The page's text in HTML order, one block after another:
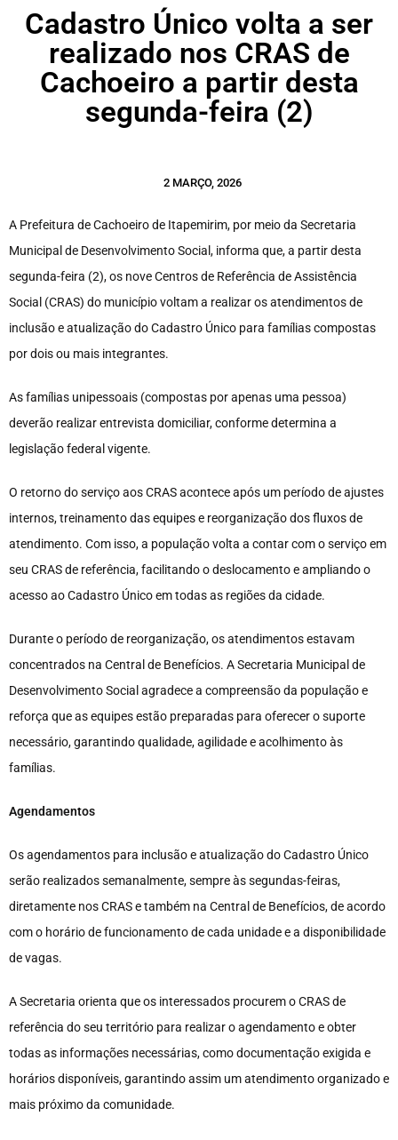
Cadastro Único volta a ser
realizado nos CRAS de
Cachoeiro a partir desta
segunda-feira (2)
2 MARÇO, 2026
A Prefeitura de Cachoeiro de Itapemirim, por meio da Secretaria
Municipal de Desenvolvimento Social, informa que, a partir desta
segunda-feira (2), os nove Centros de Referência de Assistência
Social (CRAS) do município voltam a realizar os atendimentos de
inclusão e atualização do Cadastro Único para famílias compostas
por dois ou mais integrantes.
As famílias unipessoais (compostas por apenas uma pessoa)
deverão realizar entrevista domiciliar, conforme determina a
legislação federal vigente.
O retorno do serviço aos CRAS acontece após um período de ajustes
internos, treinamento das equipes e reorganização dos fluxos de
atendimento. Com isso, a população volta a contar com o serviço em
seu CRAS de referência, facilitando o deslocamento e ampliando o
acesso ao Cadastro Único em todas as regiões da cidade.
Durante o período de reorganização, os atendimentos estavam
concentrados na Central de Benefícios. A Secretaria Municipal de
Desenvolvimento Social agradece a compreensão da população e
reforça que as equipes estão preparadas para oferecer o suporte
necessário, garantindo qualidade, agilidade e acolhimento às
famílias.
Agendamentos
Os agendamentos para inclusão e atualização do Cadastro Único
serão realizados semanalmente, sempre às segundas-feiras,
diretamente nos CRAS e também na Central de Benefícios, de acordo
com o horário de funcionamento de cada unidade e a disponibilidade
de vagas.
A Secretaria orienta que os interessados procurem o CRAS de
referência do seu território para realizar o agendamento e obter
todas as informações necessárias, como documentação exigida e
horários disponíveis, garantindo assim um atendimento organizado e
mais próximo da comunidade.